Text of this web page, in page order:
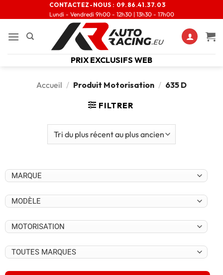
CONTACTEZ-NOUS : 09.86.41.37.03
Lundi - Vendredi 9h00 - 12h30 | 13h30 - 17h00
PRIX EXCLUSIFS WEB
Accueil / Produit Motorisation / 635 D
FILTRER